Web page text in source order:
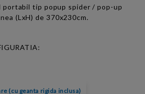
portabil tip popup spider/ pop-up
(LxH)de 370x230cm.
(cu geanta rigida inclusa)